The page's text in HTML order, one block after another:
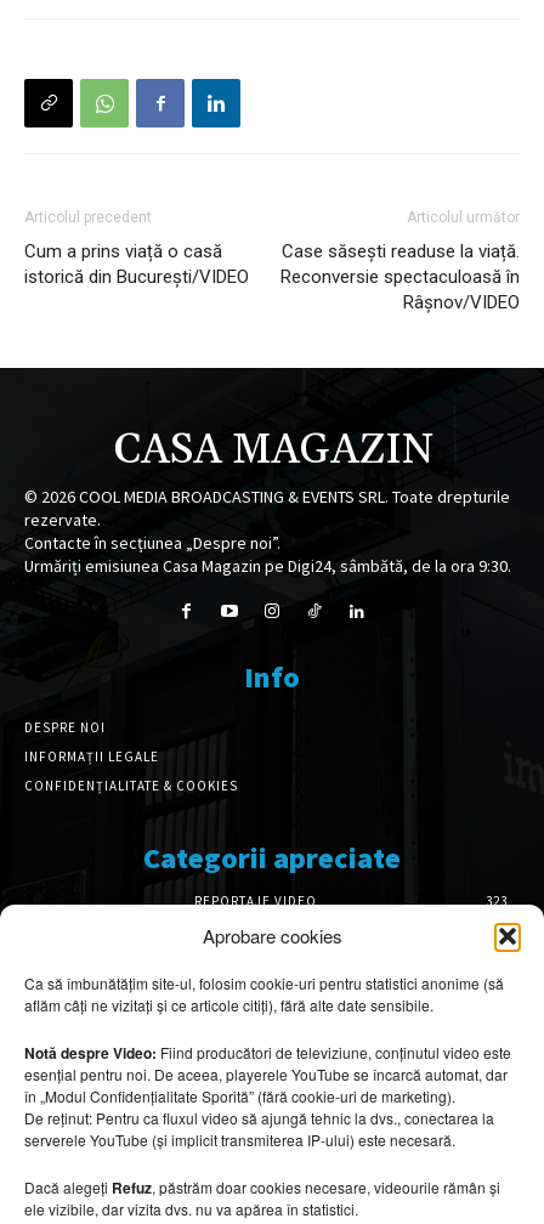
Aprobare cookies
Ca să îmbunătățim site-ul, folosim cookie-uri pentru statistici anonime (să
aflăm câți ne vizitați și ce articole citiți), fără alte date sensibile.
Notă despre Video: Fiind producători de televiziune, conținutul video este
esențial pentru noi. De aceea, playerele YouTube se încarcă automat, dar
în „Modul Confidențialitate Sporită” (fără cookie-uri de marketing).
De reținut: Pentru ca fluxul video să ajungă tehnic la dvs., conectarea la
serverele YouTube (și implicit transmiterea IP-ului) este necesară.
Dacă alegeți Refuz, păstrăm doar cookies necesare, videourile rămân și
ele vizibile, dar vizita dvs. nu va apărea în statistici.
Articolul precedent
Cum a prins viață o casă
istorică din București/VIDEO
Articolul următor
Case săsești readuse la viață.
Reconversie spectaculoasă în
Râșnov/VIDEO
CASA MAGAZIN
© 2026COOL MEDIA BROADCASTING & EVENTS SRL. Toate drepturile
rezervate.
Contacte în secțiunea „Despre noi”.
Urmăriți emisiunea Casa Magazin pe Digi24, sâmbătă, de la ora 9:30.
Info
DESPRE NOI
INFORMAȚII LEGALE
CONFIDENȚIALITATE & COOKIES
Categorii apreciate
REPORTAJE VIDEO
323
AMENAJĂRI INTERIOARE
126
DESIGN INTERIOR
64
ARHITECTURĂ & DESIGN
OPINII & ANALIZE
43
Articole recomandate
Cele mai impresionante cabane moderne
7 august 2026